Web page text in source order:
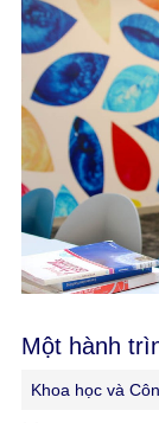
Một hành
Khoa học và